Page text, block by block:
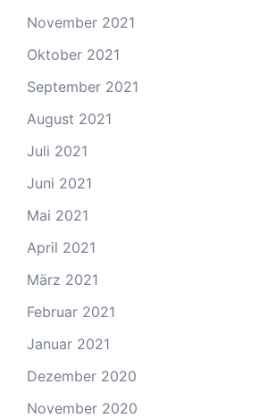
November 2021
Oktober 2021
September 2021
August 2021
Juli 2021
Juni 2021
Mai 2021
April 2021
März 2021
Februar 2021
Januar 2021
Dezember 2020
November 2020